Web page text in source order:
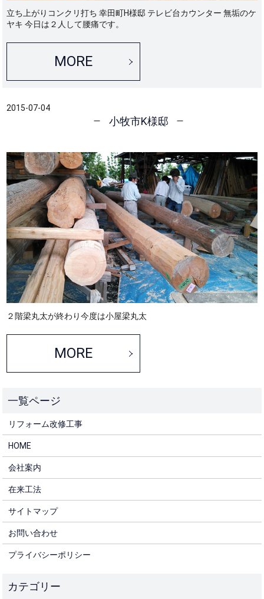
立ち上がりコンクリ打ち 幸田町H様邸 テレビ台カウンター 無垢のケ
ヤキ 今日は２人して腰痛です。
MORE
2015-07-04
小牧市K様邸
２階梁丸太が終わり今度は小屋梁丸太
MORE
リフォーム改修工事
HOME
会社案内
在来工法
サイトマップ
お問い合わせ
プライバシーポリシー